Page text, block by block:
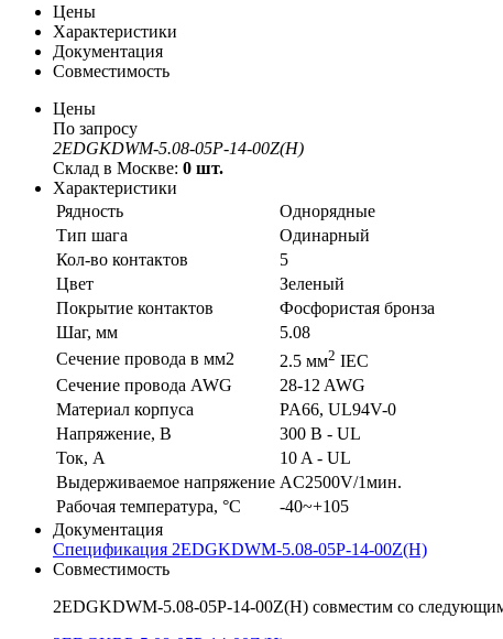
Цены
Характеристики
Документация
Совместимость
Цены
По запросу
2EDGKDWM-5.08-05P-14-00Z(H)
Склад в Москве: 0 шт.
Характеристики
Рядность
Однорядные
Тип шага
Одинарный
Кол-во контактов
5
Цвет
Зеленый
Покрытие контактов
Фосфористая бронза
Шаг, мм
5.08
Сечение провода в мм2
2.5 мм2 IEC
Сечение провода AWG
28-12 AWG
Материал корпуса
PA66, UL94V-0
Напряжение, В
300 В - UL
Ток, А
10 A - UL
Выдерживаемое напряжение AC2500V/1мин.
Рабочая температура, °C
-40~+105
Документация
Спецификация 2EDGKDWM-5.08-05P-14-00Z(H)
Совместимость
2EDGKDWM-5.08-05P-14-00Z(H) совместим со